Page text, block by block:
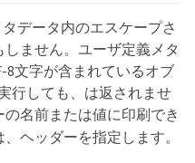
データ内のエスケープさ
ません。ユーザ定義メタ
8文字が含まれているオブ
行しても、は返されませ
の名前または値に印刷でき
ヘッダーを指定します。